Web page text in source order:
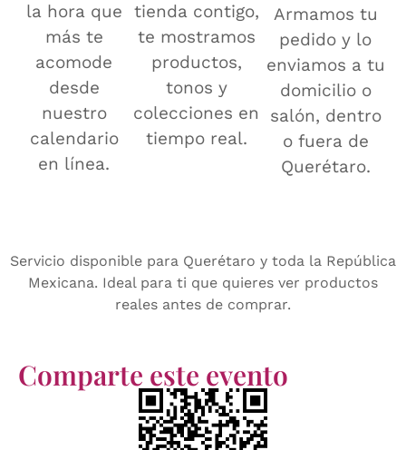
la hora que
más te
acomode
desde
nuestro
calendario
en línea.
tienda contigo,
te mostramos
productos,
tonos y
colecciones en
tiempo real.
Armamos tu
pedido y lo
enviamos a tu
domicilio o
salón, dentro
o fuera de
Querétaro.
Servicio disponible para Querétaro y toda la República
Mexicana. Ideal para ti que quieres ver productos
reales antes de comprar.
Comparte este evento